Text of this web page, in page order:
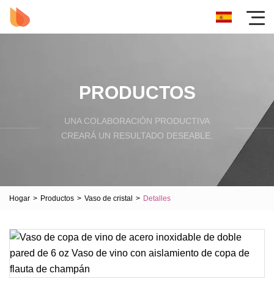
PRODUCTOS
UNA COLABORACIÓN PRODUCTIVA
CREARÁ UN RESULTADO DESEABLE.
Hogar > Productos > Vaso de cristal > Detalles